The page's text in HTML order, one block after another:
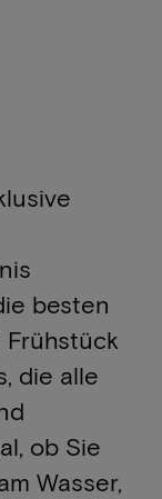
besten
die alle
ob Sie
Wasser,